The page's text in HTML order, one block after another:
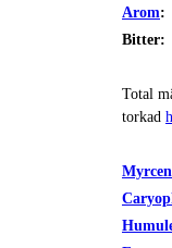
Arom:
Bitter:
Total
torkad